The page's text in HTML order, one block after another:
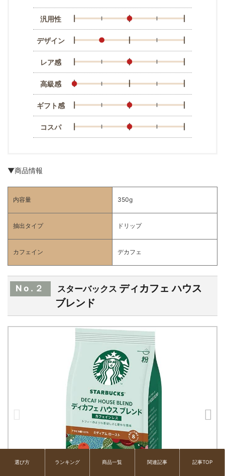
汎用性
デザイン
レア感
高級感
ギフト感
コスパ
▼商品情報
内容量 350g
抽出タイプ ドリップ
カフェイン デカフェ
No.２ スターバックス ディカフェ ハウス
ブレンド
選び方 ランキング 商品一覧 関連記事 記事TOP